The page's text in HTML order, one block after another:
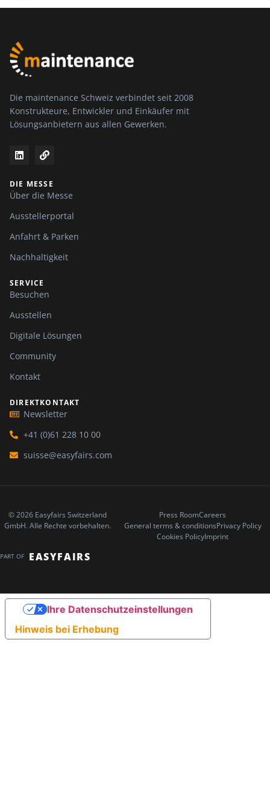
Die maintenance Schweiz verbindet seit 2008
Konstrukteure, Entwickler und Einkäufer mit
Lösungsanbietern aus allen Gewerken.
DIE MESSE
Über die Messe
Ausstellerportal
Anfahrt & Parken
Nachhaltigkeit
SERVICE
Besuchen
Ausstellen
Digitale Lösungen
Community
Kontakt
DIREKTKONTAKT
Newsletter
+41 (0)61 228 10 00
suisse@easyfairs.com
© 2026 Easyfairs Switzerland
GmbH. Alle Rechte vorbehalten.
Press RoomCareers
General terms & conditionsPrivacy Policy
Cookies PolicyImprint
PART OF EASYFAIRS
Hinweis bei Erhebung
Ihre Datenschutzeinstellungen